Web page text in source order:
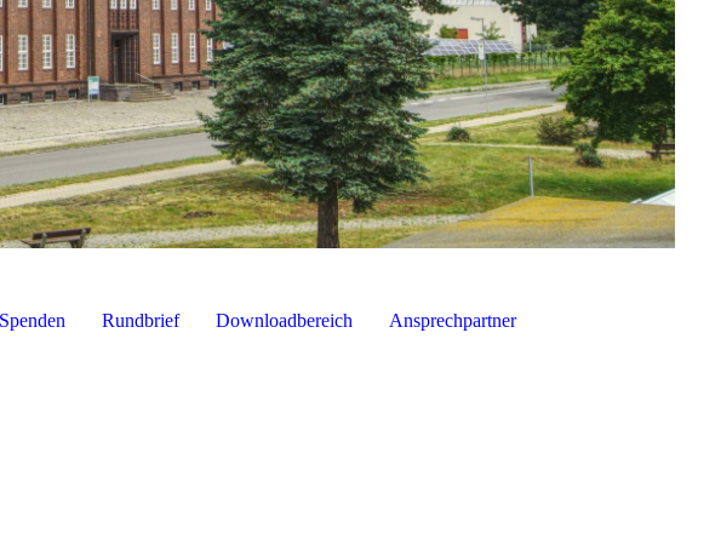
Spenden Rundbrief Downloadbereich Ansprechpartner